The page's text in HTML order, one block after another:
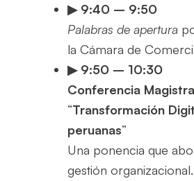
▶ 9:40 – 9:50
Palabras de apertura
la Cámara de
▶ 9:50 – 10:30
Conferencia
“Transformación
peruanas”
Una ponencia que
gestión organizacional.